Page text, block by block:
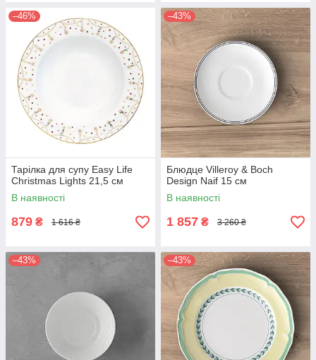
–46%
Тарілка для супу Easy Life
Christmas Lights 21,5 см
В наявності
879 ₴ 1 616 ₴
–43%
Блюдце Villeroy & Boch
Design Naif 15 см
В наявності
1 857 ₴ 3 260 ₴
–43% –43%